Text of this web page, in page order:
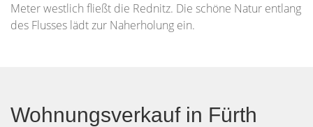
Meter westlich fließt die Rednitz. Die schöne Natur entlang
des Flusses lädt zur Naherholung ein.
Wohnungsverkauf in Fürth